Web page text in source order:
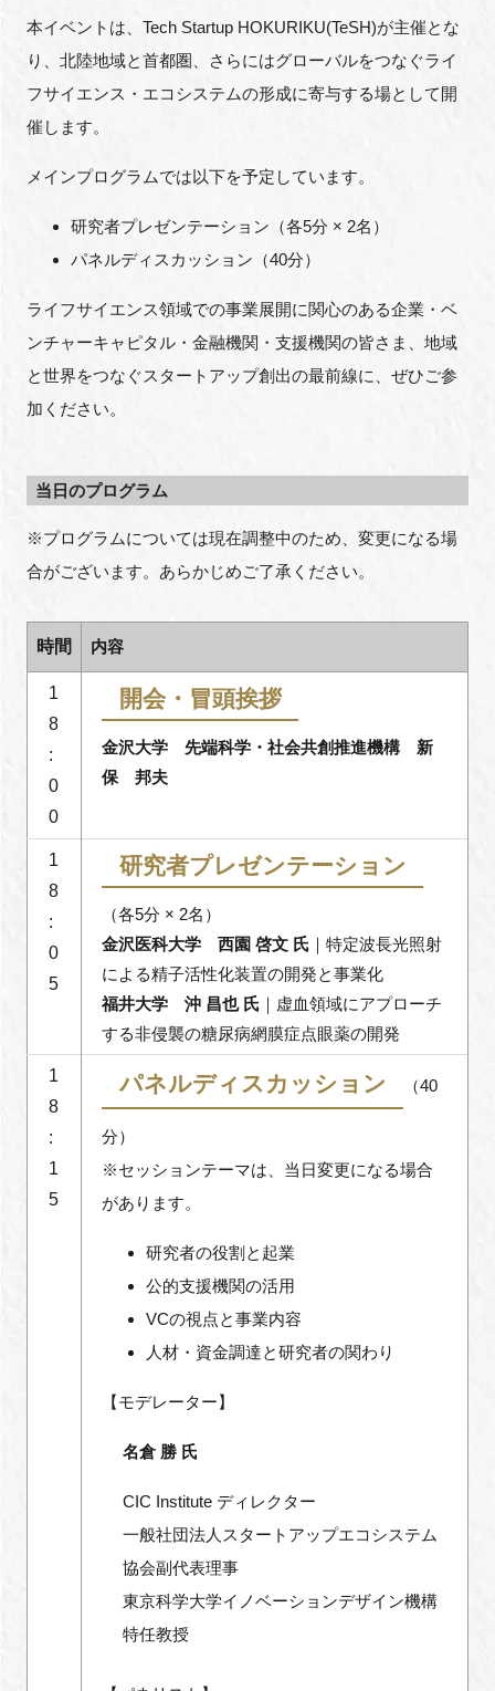
閉じる
本イベントは、Tech Startup HOKURIKU(TeSH)が主催とな
り、北陸地域と首都圏、さらにはグローバルをつなぐライ
フサイエンス・エコシステムの形成に寄与する場として開
催します。
メインプログラムでは以下を予定しています。
研究者プレゼンテーション（各5分 × 2名）
パネルディスカッション（40分）
ライフサイエンス領域での事業展開に関心のある企業・ベ
ンチャーキャピタル・金融機関・支援機関の皆さま、地域
と世界をつなぐスタートアップ創出の最前線に、ぜひご参
加ください。
当日のプログラム
※プログラムについては現在調整中のため、変更になる場
合がございます。あらかじめご了承ください。
時間 内容
1
8
:
0
0
開会・冒頭挨拶
金沢大学 先端科学・社会共創推進機構 新
保 邦夫
1
8
:
0
5
研究者プレゼンテーション
（各5分 × 2名）
金沢医科大学 西園 啓文 氏 ｜特定波長光照射
による精子活性化装置の開発と事業化
福井大学 沖 昌也 氏 ｜虚血領域にアプローチ
する非侵襲の糖尿病網膜症点眼薬の開発
1
8
:
1
5
パネルディスカッション （40
分）
※セッションテーマは、当日変更になる場合
があります。
研究者の役割と起業
公的支援機関の活用
VCの視点と事業内容
人材・資金調達と研究者の関わり
【モデレーター】
名倉 勝 氏
CIC Institute ディレクター
一般社団法人スタートアップエコシステム
協会副代表理事
東京科学大学イノベーションデザイン機構
特任教授